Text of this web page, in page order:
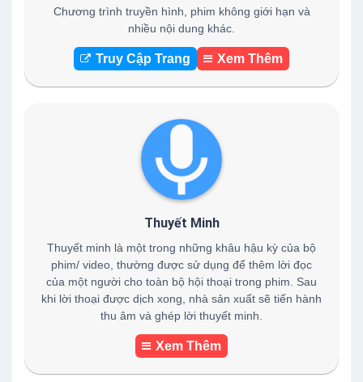
Chương trình truyền hình, phim không giới hạn và
nhiều nội dung khác.
Truy Cập Trang Xem Thêm
Thuyết Minh
Thuyết minh là một trong những khâu hậu kỳ của bộ
phim/ video, thường được sử dụng để thêm lời đọc
của một người cho toàn bộ hội thoại trong phim. Sau
khi lời thoại được dịch xong, nhà sản xuất sẽ tiến hành
thu âm và ghép lời thuyết minh.
Xem Thêm